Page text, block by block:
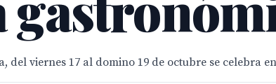
del viernes 17 al domino 19 de octubre se celebra